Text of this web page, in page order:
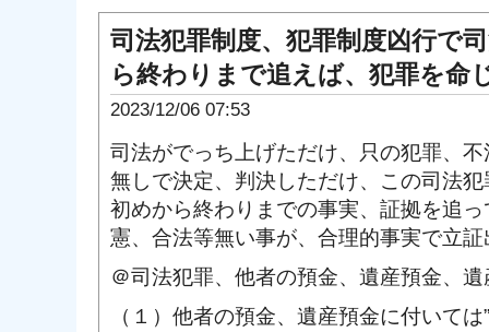
司法犯罪制度、犯罪制度凶行で
ら終わりまで追えば、犯罪を命
2023/12/06 07:53
司法がでっち上げただけ、只の犯罪、
無しで決定、判決しただけ、この司法
初めから終わりまでの事実、証拠を追
憲、合法等無い事が、合理的事実で立
＠司法犯罪、他者の預金、遺産預金、
（１）他者の預金、遺産預金に付いて